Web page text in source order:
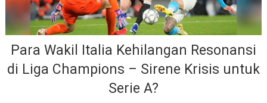
Para Wakil Italia Kehilangan Resonansi
di Liga Champions – Sirene Krisis untuk
Serie A?